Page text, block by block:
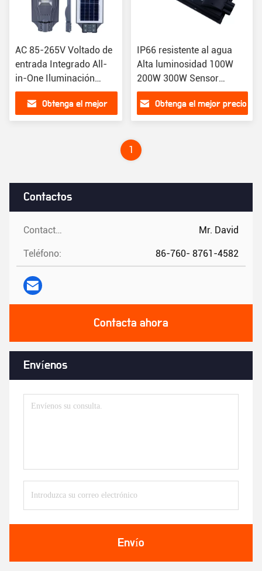
Contactos
Contactos: Mr. David
Teléfono: 86-760- 8761-4582
Contacta ahora
Envíenos
Envío
AC 85-265V Voltado de
entrada Integrado All-
in-One Iluminación
solar de la calle con luz
LED
Obtenga el mejor
IP66 resistente al agua
Alta luminosidad 100W
200W 300W Sensor
automático al aire libre
Luz solar de calle
Obtenga el mejor precio
1